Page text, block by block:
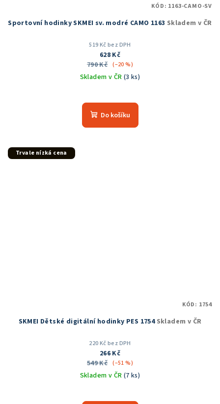
Sportovní hodinky SKMEI sv. modré CAMO 1163 Skladem v ČR
519 Kč bez DPH
628 Kč
790 Kč (–20 %)
Skladem v ČR (3 ks)
hodnocení
produktu
Do košíku
KÓD: 1163-CAMO-SV
Trvale nízká cena
SKMEI Dětské digitální hodinky PES 1754Skladem v ČR
220 Kč bez DPH
266 Kč
549 Kč (–51 %)
Skladem v ČR (7 ks)
hodnocení
KÓD: 1754